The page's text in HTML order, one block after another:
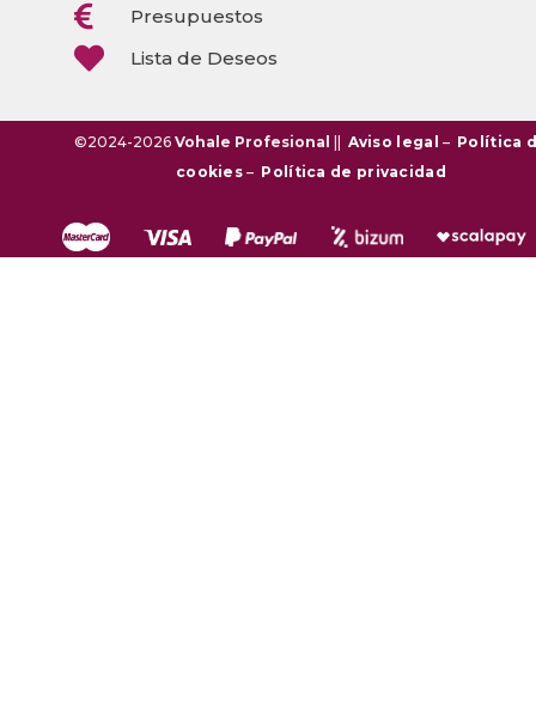
 Presupuestos
 Lista de Deseos
©2024-2026 Vohale Profesional Aviso legal – Política
cookies– Política de privacidad